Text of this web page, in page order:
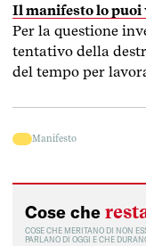
Il manifesto lo puoi
Per la questione
tentativo della
del tempo per
Manifesto
Cose che
COSE CHE MERITANO DI NON
PARLANO DI OGGI E CHE